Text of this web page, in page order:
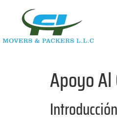
Apoyo
Introducción